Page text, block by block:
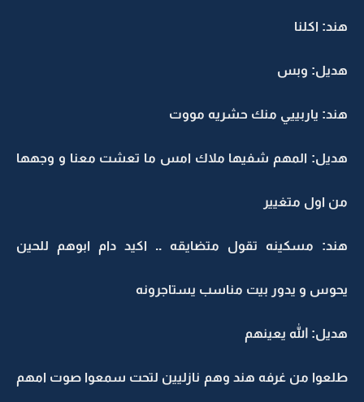
هند: اكلنا
هديل: وبس
هند: ياربييي منك حشريه مووت
هديل: المهم شفيها ملاك امس ما تعشت معنا و وجهها
من اول متغيير
هند: مسكينه تقول متضايقه .. اكيد دام ابوهم للحين
يحوس و يدور بيت مناسب يستاجرونه
هديل: الله يعينهم
طلعوا من غرفه هند وهم نازليين لتحت سمعوا صوت امهم